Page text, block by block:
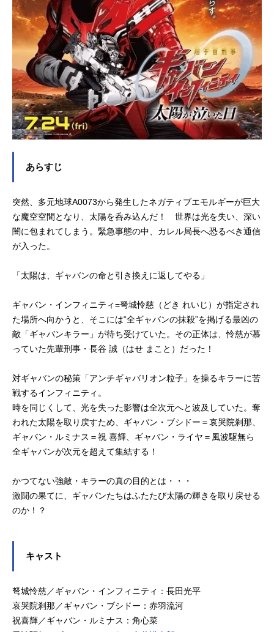
あらすじ
突然、多元地球A0073から発生したネガティブエモルギーが巨大
な魔空空間となり、太陽を呑み込んだ！ 世界は光を失い、深い
闇に包まれてしまう。緊急事態の中、カレル局長へ恐るべき通信
が入った。
「太陽は、ギャバンの命と引き換えに返してやる」
ギャバン・インフィニティ=弩城怜慈（どき れいじ）が指定され
た場所へ向かうと、そこには“全ギャバンの抹殺”を掲げる最凶の
敵「ギャバンキラー」が待ち受けていた。その正体は、怜慈が慕
っていた先輩刑事・長谷 誠（はせ まこと）だった！
対ギャバンの秘策「アンチギャバリオン粒子」を操るキラーに苦
戦するインフィニティ。
時を同じくして、光を失った影響は全次元へと波及していた。奪
われた太陽を取り戻すため、ギャバン・ブシドー＝哀哭院刹那、
ギャバン・ルミナス＝祝 喜輝、ギャバン・ライヤ＝風波駆無ら
全ギャバンが次元を超えて集結する！
かつてない強敵・キラーの真の目的とは・・・
激闘の果てに、ギャバンたちはふたたび太陽の輝きを取り戻せる
のか！？
キャスト
弩城怜慈／ギャバン・インフィニティ：長田光平
哀哭院刹那／ギャバン・ブシドー：赤羽流河
祝喜輝／ギャバン・ルミナス：角心菜